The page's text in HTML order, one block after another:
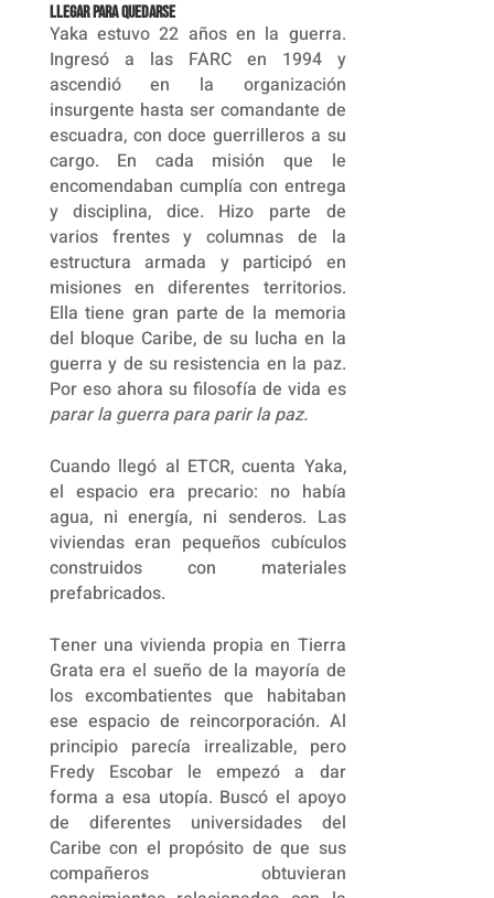
Llegar para quedarse
Yaka estuvo 22 años en la guerra.
Ingresó a las FARC en 1994 y
ascendió en la organización
insurgente hasta ser comandante de
escuadra, con doce guerrilleros a su
cargo. En cada misión que le
encomendaban cumplía con entrega
y disciplina, dice. Hizo parte de
varios frentes y columnas de la
estructura armada y participó en
misiones en diferentes territorios.
Ella tiene gran parte de la memoria
del bloque Caribe, de su lucha en la
guerra y de su resistencia en la paz.
Por eso ahora su filosofía de vida es
parar la guerra para parir la paz.
Cuando llegó al ETCR, cuenta Yaka,
el espacio era precario: no había
agua, ni energía, ni senderos. Las
viviendas eran pequeños cubículos
construidos con materiales
prefabricados.
Tener una vivienda propia en Tierra
Grata era el sueño de la mayoría de
los excombatientes que habitaban
ese espacio de reincorporación. Al
principio parecía irrealizable, pero
Fredy Escobar le empezó a dar
forma a esa utopía. Buscó el apoyo
de diferentes universidades del
Caribe con el propósito de que sus
compañeros obtuvieran